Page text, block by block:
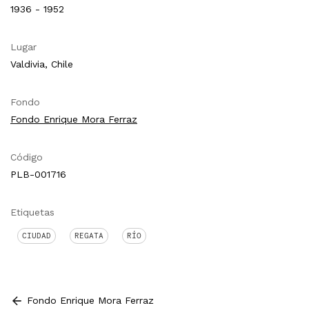
1936 - 1952
Lugar
Valdivia, Chile
Fondo
Fondo Enrique Mora Ferraz
Código
PLB-001716
Etiquetas
CIUDAD REGATA RÍO
Fondo Enrique Mora Ferraz